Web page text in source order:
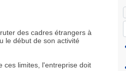
des cadres étrangers à
le début de son activité
ces limites, l'entreprise doit